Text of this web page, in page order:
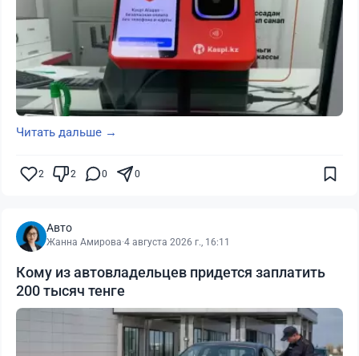
Читать дальше →
2 2 0 0
Авто
Жанна Амирова·4 августа 2026 г., 16:11
Кому из автовладельцев придется заплатить
200 тысяч тенге